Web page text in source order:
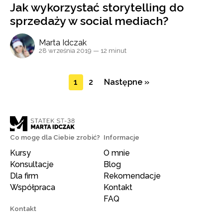
Jak wykorzystać storytelling do
sprzedaży w social mediach?
Marta Idczak
28 września 2019 — 12 minut
1 2 Następne »
Co mogę dla Ciebie zrobić?
Kursy
Konsultacje
Dla firm
Współpraca
Informacje
O mnie
Blog
Rekomendacje
Kontakt
FAQ
Kontakt